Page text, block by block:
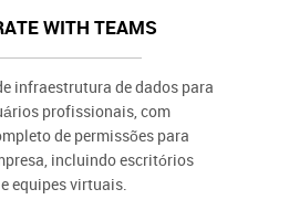
WITH TEAMS
infraestrutura de dados para
profissionais, com
de permissões para
incluindo escritórios
equipes virtuais.